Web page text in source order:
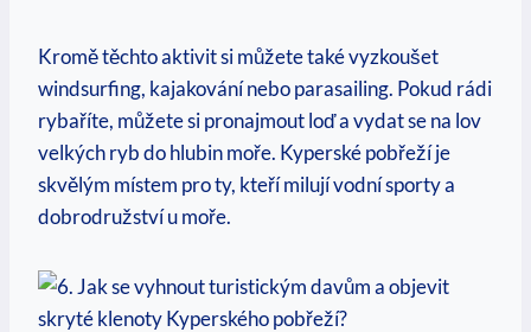
Kromě ⁣těchto ⁣aktivit ⁤si můžete také vyzkoušet
windsurfing, kajakování nebo parasailing.‍ Pokud ‌rádi⁢
rybaříte, můžete si pronajmout loď​ a vydat​ se na lov
velkých ryb do⁣ hlubin moře. Kyperské pobřeží ⁢je
skvělým‌ místem pro ty, kteří milují vodní sporty a
dobrodružství u moře.